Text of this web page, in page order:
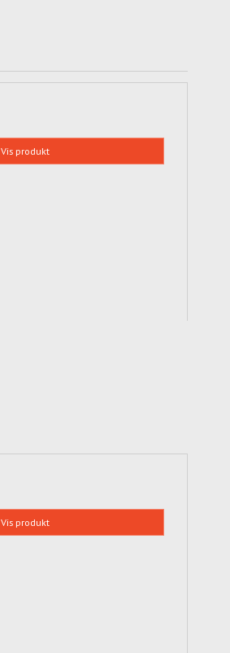
Vis produkt
Vis produkt